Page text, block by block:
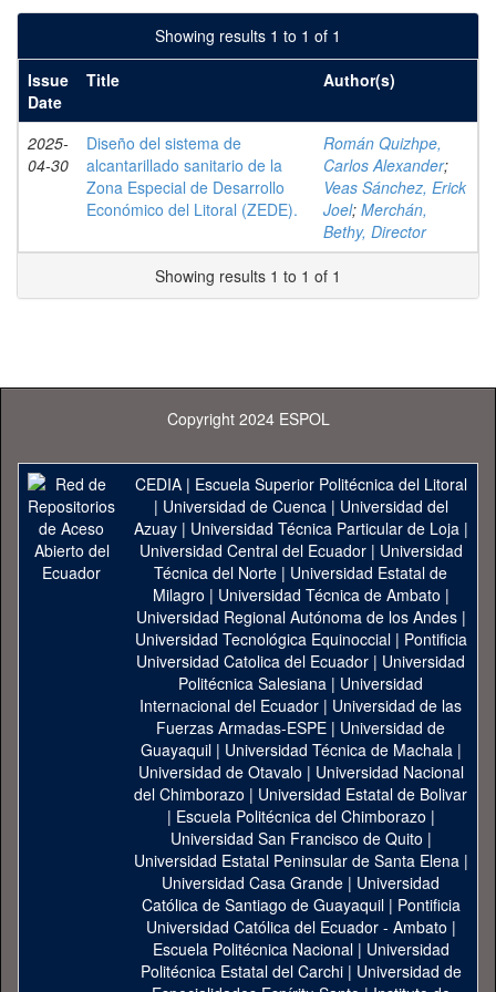
Showing results 1 to 1 of 1
Issue
Date
Title Author(s)
2025-
04-30
Diseño del sistema de
alcantarillado sanitario de la
Zona Especial de Desarrollo
Económico del Litoral (ZEDE).
Román Quizhpe,
Carlos Alexander;
Veas Sánchez, Erick
Joel; Merchán,
Bethy, Director
Showing results 1 to 1 of 1
Copyright 2024 ESPOL
CEDIA| Escuela Superior Politécnica del Litoral
| Universidad de Cuenca| Universidad del
Azuay| Universidad Técnica Particular de Loja|
Universidad Central del Ecuador| Universidad
Técnica del Norte | Universidad Estatal de
Milagro | Universidad Técnica de Ambato |
Universidad Regional Autónoma de los Andes|
Universidad Tecnológica Equinoccial| Pontificia
Universidad Catolica del Ecuador | Universidad
Politécnica Salesiana | Universidad
Internacional del Ecuador | Universidad de las
Fuerzas Armadas-ESPE | Universidad de
Guayaquil| Universidad Técnica de Machala|
Universidad de Otavalo | Universidad Nacional
del Chimborazo | Universidad Estatal de Bolivar
| Escuela Politécnica del Chimborazo |
Universidad San Francisco de Quito |
Universidad Estatal Peninsular de Santa Elena|
Universidad Casa Grande | Universidad
Católica de Santiago de Guayaquil| Pontificia
Universidad Católica del Ecuador - Ambato |
Escuela Politécnica Nacional| Universidad
Politécnica Estatal del Carchi| Universidad de